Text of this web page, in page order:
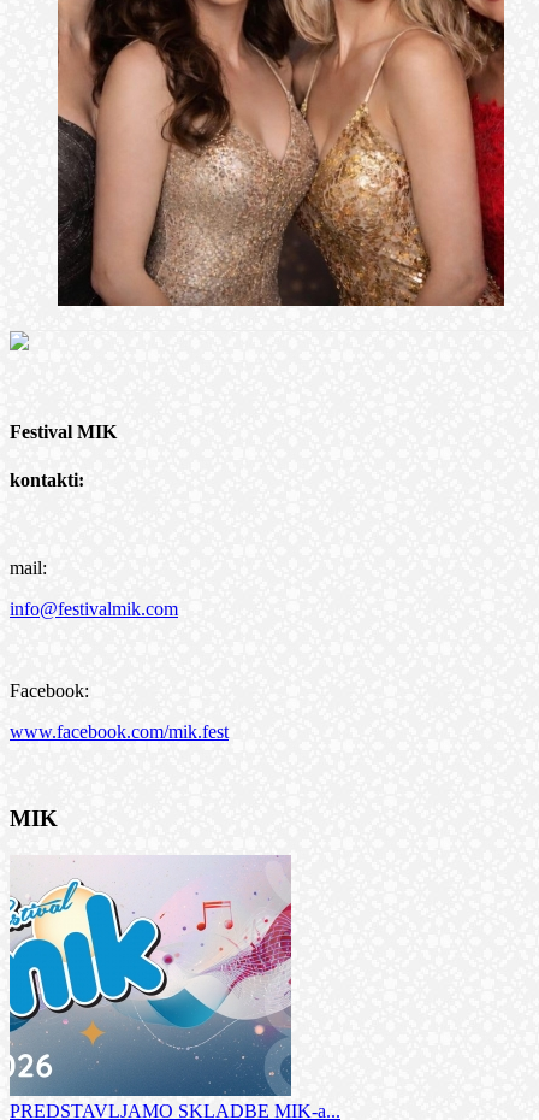
Festival MIK
kontakti:
mail:
info@festivalmik.com
Facebook:
www.facebook.com/mik.fest
MIK
PREDSTAVLJAMO SKLADBE MIK-a...